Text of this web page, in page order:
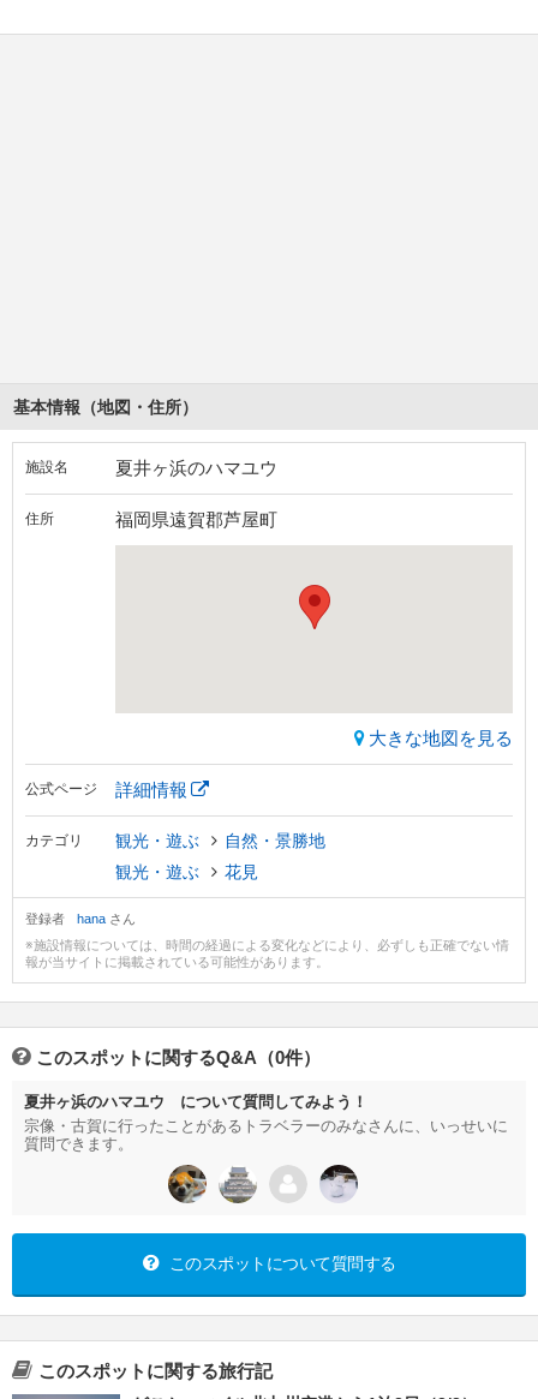
基本情報（地図・住所）
施設名 夏井ヶ浜のハマユウ
住所 福岡県遠賀郡芦屋町
大きな地図を見る
公式ページ 詳細情報
カテゴリ 観光・遊ぶ
自然・景勝地
観光・遊ぶ
花見
登録者 hana さん
※施設情報については、時間の経過による変化などにより、必ずしも正確でない情
報が当サイトに掲載されている可能性があります。
このスポットに関するQ&A（0件）
夏井ヶ浜のハマユウ について質問してみよう！
宗像・古賀に行ったことがあるトラベラーのみなさんに、いっせいに
質問できます。
このスポットについて質問する
このスポットに関する旅行記